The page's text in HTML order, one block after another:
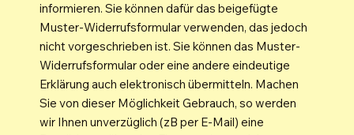
informieren. Sie können dafür das beigefügte
Muster-Widerrufsformular verwenden, das jedoch
nicht vorgeschrieben ist. Sie können das Muster-
Widerrufsformular oder eine andere eindeutige
Erklärung auch elektronisch übermitteln. Machen
Sie von dieser Möglichkeit Gebrauch, so werden
wir Ihnen unverzüglich (zB per E-Mail) eine